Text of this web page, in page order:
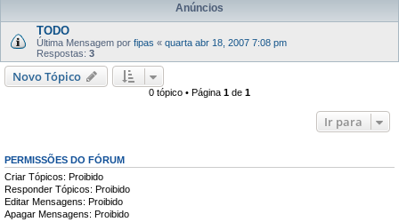
Anúncios
TODO
Última Mensagem por fipas « quarta abr 18, 2007 7:08 pm
Respostas: 3
Novo Tópico
0 tópico • Página 1 de 1
Ir para
PERMISSÕES DO FÓRUM
Criar Tópicos: Proibido
Responder Tópicos: Proibido
Editar Mensagens: Proibido
Apagar Mensagens: Proibido